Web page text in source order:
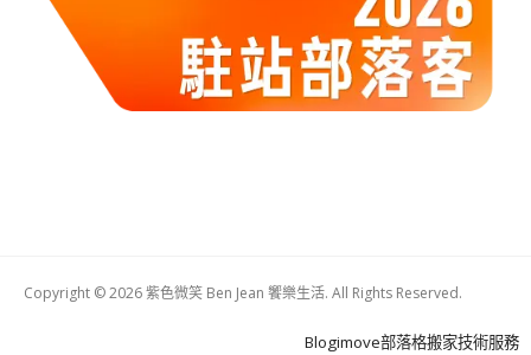
Copyright © 2026 紫色微笑 Ben Jean 饗樂生活. All Rights Reserved.
Blogimove部落格搬家技術服務